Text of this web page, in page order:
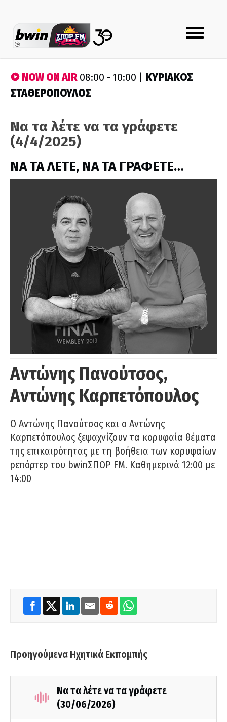
Toggle
navigation
NOW ON AIR08:00 - 10:00 | ΚΥΡΙΑΚΟΣ
ΣΤΑΘΕΡΟΠΟΥΛΟΣ
Να τα λέτε να τα γράφετε
(4/4/2025)
ΝΑ ΤΑ ΛΕΤΕ, ΝΑ ΤΑ ΓΡΑΦΕΤΕ…
Αντώνης Πανούτσος,
Αντώνης Καρπετόπουλος
Ο Αντώνης Πανούτσος και ο Αντώνης
Καρπετόπουλος ξεψαχνίζουν τα κορυφαία θέματα
της επικαιρότητας με τη βοήθεια των κορυφαίων
ρεπόρτερ του bwinΣΠΟΡ FM. Καθημερινά 12:00 με
14:00
Προηγούμενα Ηχητικά Εκπομπής
Να τα λέτε να τα γράφετε
(30/06/2026)